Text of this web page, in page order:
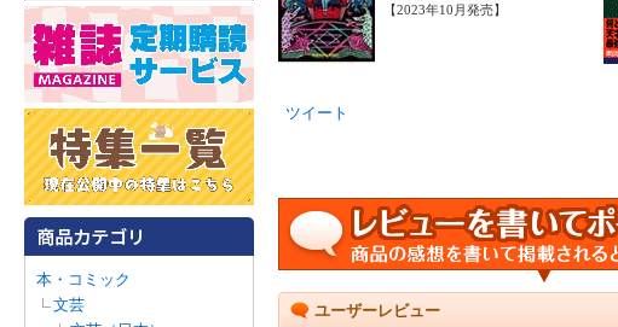
本・コミック
文芸
【2023年10月発売】
ツイート
ユーザーレビュー